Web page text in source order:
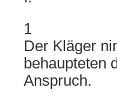
1
Der Kläger
behaupteten
Anspruch.